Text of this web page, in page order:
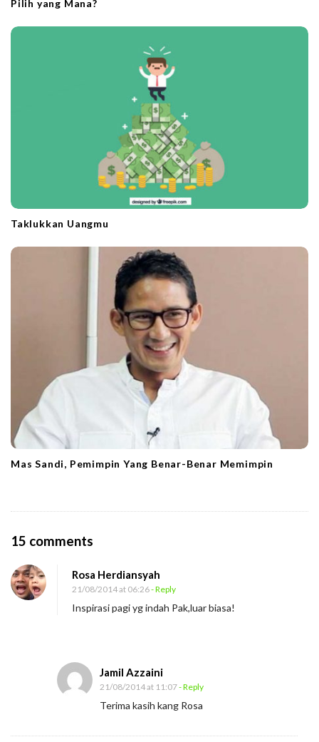
Pilih yang Mana?
Taklukkan Uangmu
Mas Sandi, Pemimpin Yang Benar-Benar Memimpin
15 comments
I
d
d
Rosa Herdiansyah
21/08/2014 at 06:26- Reply
Inspirasi pagi yg indah Pak,luar biasa!
Jamil Azzaini
21/08/2014 at 11:07- Reply
Terima kasih kang Rosa